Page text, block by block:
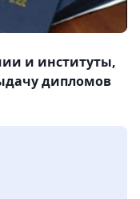
и институты,
дипломов